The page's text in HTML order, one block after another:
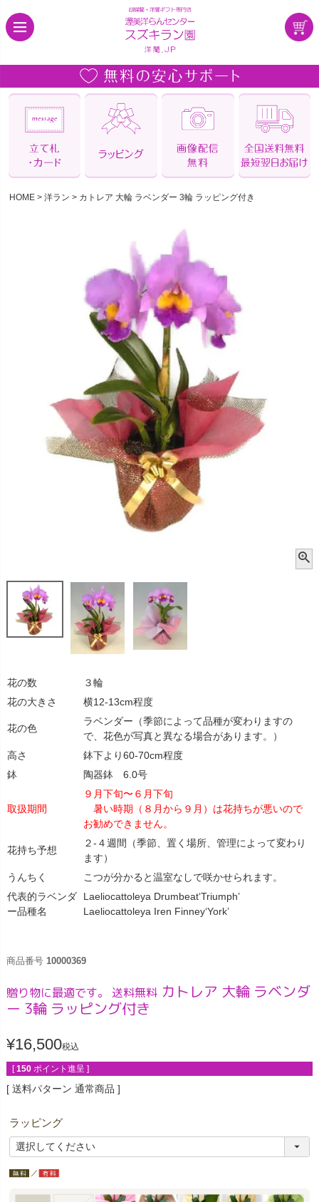
HOME 洋ラン カトレア 大輪 ラベンダー 3輪 ラッピング付き
花の数
３輪
花の大きさ
横12-13cm程度
花の色
ラベンダー（季節によって品種が変わりますの
で、花色が写真と異なる場合があります。）
高さ
鉢下より60-70cm程度
鉢
陶器鉢 6.0号
取扱期間
９月下旬〜６月下旬
暑い時期（８月から９月）は花持ちが悪いので
お勧めできません。
花持ち予想
２-４週間（季節、置く場所、管理によって変わり
ます）
うんちく
こつが分かると温室なしで咲かせられます。
代表的ラベンダ
ー品種名
Laeliocattoleya Drumbeat‘Triumph’
Laeliocattoleya Iren Finney‘York’
商品番号 10000369
贈り物に最適です。 送料無料 カトレア 大輪 ラベンダ
ー 3輪 ラッピング付き
¥16,500税込
[ 150 ポイント進呈 ]
送料パターン 通常商品
ラッピング